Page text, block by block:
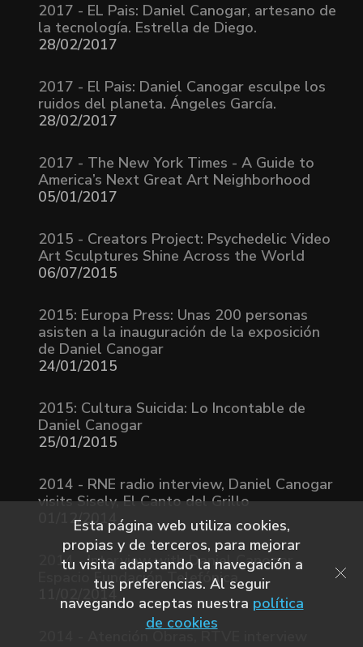
2017 - EL Pais: Daniel Canogar, artesano de
la tecnología. Estrella de Diego.
28/02/2017
2017 - El Pais: Daniel Canogar esculpe los
ruidos del planeta. Ángeles García.
28/02/2017
2017 - The New York Times - A Guide to
America’s Next Great Art Neighborhood
05/01/2017
2015 - Creators Project: Psychedelic Video
Art Sculptures Shine Across the World
06/07/2015
2015: Europa Press: Unas 200 personas
asisten a la inauguración de la exposición
de Daniel Canogar
24/01/2015
2015: Cultura Suicida: Lo Incontable de
Daniel Canogar
25/01/2015
2014 - RNE radio interview, Daniel Canogar
visits Sisely, El Canto del Grillo
01/12/2014
2014 - Interview with Daniel Canogar -
Espacio Fundación Telefónica
11/02/2014
Esta página web utiliza cookies,
propias y de terceros, para mejorar
tu visita adaptando la navegación a
tus preferencias. Al seguir
navegando aceptas nuestra política
de cookies